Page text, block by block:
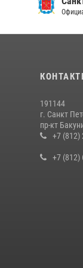
191144
г. Санкт
пр-кт
+7 (812)
+7 (812)